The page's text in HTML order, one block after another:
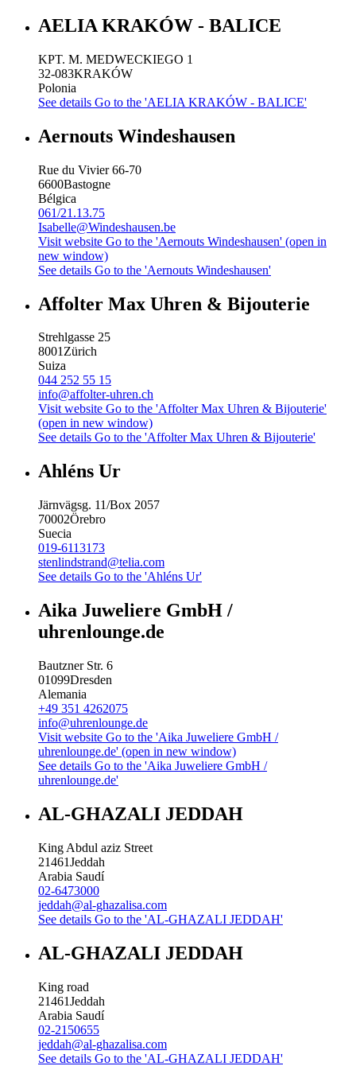
AELIA KRAKÓW - BALICE
KPT. M. MEDWECKIEGO 1
32-083KRAKÓW
Polonia
See details Go to the 'AELIA KRAKÓW - BALICE'
Aernouts Windeshausen
Rue du Vivier 66-70
6600Bastogne
Bélgica
061/21.13.75
Isabelle@Windeshausen.be
Visit website Go to the 'Aernouts Windeshausen' (open in
new window)
See details Go to the 'Aernouts Windeshausen'
Affolter Max Uhren & Bijouterie
Strehlgasse 25
8001Zürich
Suiza
044 252 55 15
info@affolter-uhren.ch
Visit website Go to the 'Affolter Max Uhren & Bijouterie'
(open in new window)
See details Go to the 'Affolter Max Uhren & Bijouterie'
Ahléns Ur
Järnvägsg. 11/Box 2057
70002Örebro
Suecia
019-6113173
stenlindstrand@telia.com
See details Go to the 'Ahléns Ur'
Aika Juweliere GmbH /
uhrenlounge.de
Bautzner Str. 6
01099Dresden
Alemania
+49 351 4262075
info@uhrenlounge.de
Visit website Go to the 'Aika Juweliere GmbH /
uhrenlounge.de' (open in new window)
See details Go to the 'Aika Juweliere GmbH /
uhrenlounge.de'
AL-GHAZALI JEDDAH
King Abdul aziz Street
21461Jeddah
Arabia Saudí
02-6473000
jeddah@al-ghazalisa.com
See details Go to the 'AL-GHAZALI JEDDAH'
AL-GHAZALI JEDDAH
King road
21461Jeddah
Arabia Saudí
02-2150655
jeddah@al-ghazalisa.com
See details Go to the 'AL-GHAZALI JEDDAH'